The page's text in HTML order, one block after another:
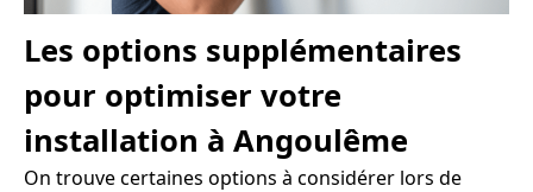
Les options supplémentaires
pour optimiser votre
installation à Angoulême
On trouve certaines options à considérer lors de